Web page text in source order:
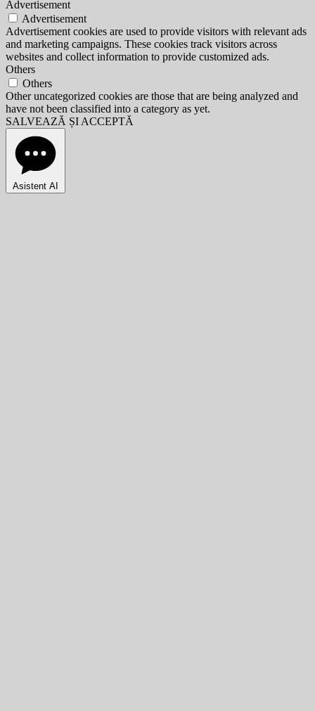
Advertisement
Advertisement
Advertisement cookies are used to provide visitors with relevant ads
and marketing campaigns. These cookies track visitors across
websites and collect information to provide customized ads.
Others
Others
Other uncategorized cookies are those that are being analyzed and
have not been classified into a category as yet.
SALVEAZĂ ȘI ACCEPTĂ
Asistent AI